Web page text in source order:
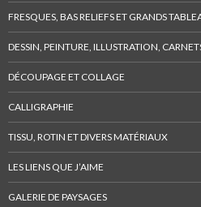
I
n
FRESQUES, BAS RELIEFS ET GRANDS
DESSIN, PEINTURE, ILLUSTRATION,
DÉCOUPAGE ET COLLAGE
CALLIGRAPHIE
TISSU, ROTIN ET DIVERS MATÉRIAUX
LES LIENS QUE J’AIME
GALERIE DE PAYSAGES